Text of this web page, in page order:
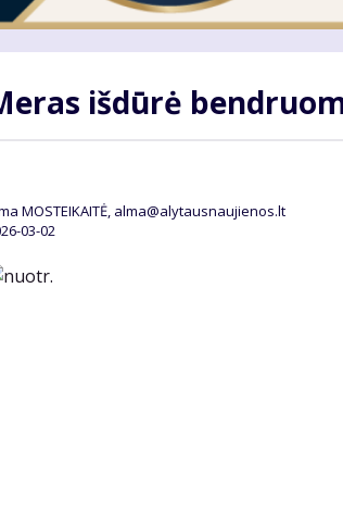
išdūrė
MOSTEIKAITĖ, alma@alytausnaujienos.lt
03-02